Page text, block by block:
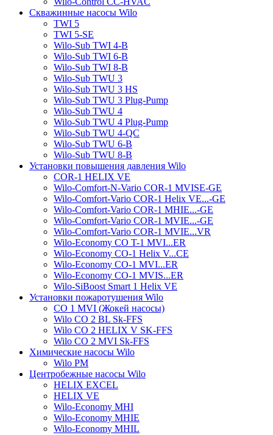
Скважинные насосы Wilo
TWI 5
TWI 5-SE
Wilo-Sub TWI 4-B
Wilo-Sub TWI 6-B
Wilo-Sub TWI 8-B
Wilo-Sub TWU 3
Wilo-Sub TWU 3 HS
Wilo-Sub TWU 3 Plug-Pump
Wilo-Sub TWU 4
Wilo-Sub TWU 4 Plug-Pump
Wilo-Sub TWU 4-QC
Wilo-Sub TWU 6-B
Wilo-Sub TWU 8-B
Установки повышения давления Wilo
COR-1 HELIX VE
Wilo-Comfort-N-Vario COR-1 MVISE-GE
Wilo-Comfort-Vario COR-1 Helix VE...-GE
Wilo-Comfort-Vario COR-1 MHIE...-GE
Wilo-Comfort-Vario COR-1 MVIE...-GE
Wilo-Comfort-Vario COR-1 MVIE...VR
Wilo-Economy CO T-1 MVI...ER
Wilo-Economy CO-1 Helix V...CE
Wilo-Economy CO-1 MVI...ER
Wilo-Economy CO-1 MVIS...ER
Wilo-SiBoost Smart 1 Helix VE
Установки пожаротушения Wilo
CO 1 MVI (Жокей насосы)
Wilo CO 2 BL Sk-FFS
Wilo CO 2 HELIX V SK-FFS
Wilo CO 2 MVI Sk-FFS
Химические насосы Wilo
Wilo PM
Центробежные насосы Wilo
HELIX EXCEL
HELIX VE
Wilo-Economy MHI
Wilo-Economy MHIE
Wilo-Economy MHIL